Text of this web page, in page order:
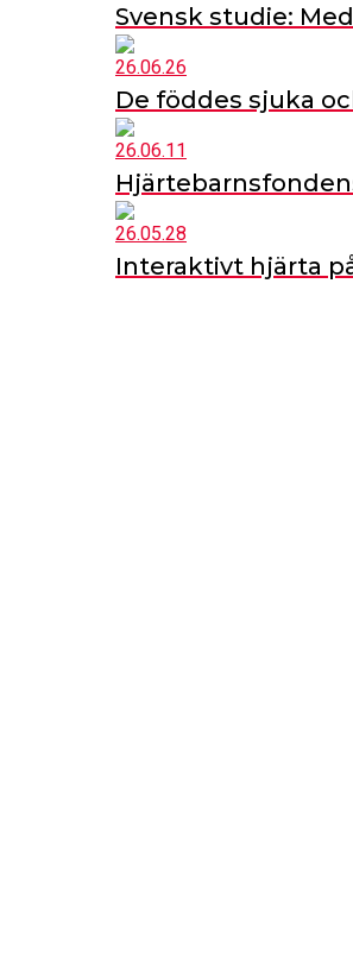
Svensk studie:
26.06.26
De föddes sjuka
26.06.11
26.05.28
Interaktivt hjärta